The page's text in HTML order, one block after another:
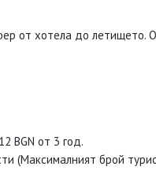
от хотела до летището.
BGN от 3 год.
(Максималният брой